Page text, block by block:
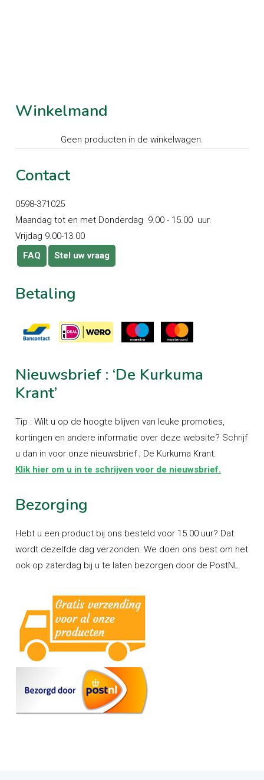
Winkelmand
Geen producten in de winkelwagen.
Contact
0598-371025
Maandag tot en met Donderdag 9.00 - 15.00 uur.
Vrijdag 9.00-13.00
FAQ
Stel uw vraag
Betaling
Nieuwsbrief : ‘De Kurkuma
Krant’
Tip : Wilt u op de hoogte blijven van leuke promoties,
kortingen en andere informatie over deze website? Schrijf
u dan in voor onze nieuwsbrief ; De Kurkuma Krant.
Klik hier om u in te schrijven voor de nieuwsbrief.
Bezorging
Hebt u een product bij ons besteld voor 15.00 uur? Dat
wordt dezelfde dag verzonden. We doen ons best om het
ook op zaterdag bij u te laten bezorgen door de PostNL.